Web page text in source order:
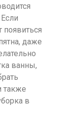
даже
ванны,
также
в